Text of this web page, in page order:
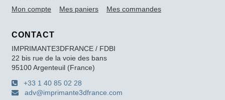
Mon compte Mes paniers Mes commandes
CONTACT
IMPRIMANTE3DFRANCE / FDBI
22 bis rue de la voie des bans
95100 Argenteuil (France)
+33 1 40 85 02 28
adv@imprimante3dfrance.com